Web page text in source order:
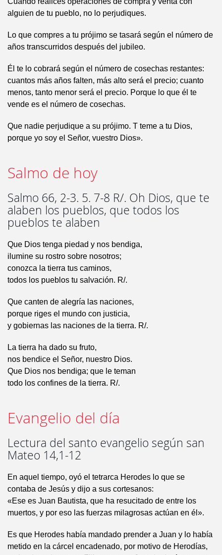
alguien de tu pueblo, no lo perjudiques.
Lo que compres a tu prójimo se tasará según el número de
años transcurridos después del jubileo.
Él te lo cobrará según el número de cosechas restantes:
cuantos más años falten, más alto será el precio; cuanto
menos, tanto menor será el precio. Porque lo que él te
vende es el número de cosechas.
Que nadie perjudique a su prójimo. T teme a tu Dios,
porque yo soy el Señor, vuestro Dios».
Salmo de hoy
Salmo 66, 2-3. 5. 7-8 R/. Oh Dios, que te
alaben los pueblos, que todos los
pueblos te alaben
Que Dios tenga piedad y nos bendiga,
ilumine su rostro sobre nosotros;
conozca la tierra tus caminos,
todos los pueblos tu salvación. R/.
Que canten de alegría las naciones,
porque riges el mundo con justicia,
y gobiernas las naciones de la tierra. R/.
La tierra ha dado su fruto,
nos bendice el Señor, nuestro Dios.
Que Dios nos bendiga; que le teman
todo los confines de la tierra. R/.
Evangelio del día
Lectura del santo evangelio según san
Mateo 14,1-12
En aquel tiempo, oyó el tetrarca Herodes lo que se
contaba de Jesús y dijo a sus cortesanos:
«Ese es Juan Bautista, que ha resucitado de entre los
muertos, y por eso las fuerzas milagrosas actúan en él».
Es que Herodes había mandado prender a Juan y lo había
metido en la cárcel encadenado, por motivo de Herodías,